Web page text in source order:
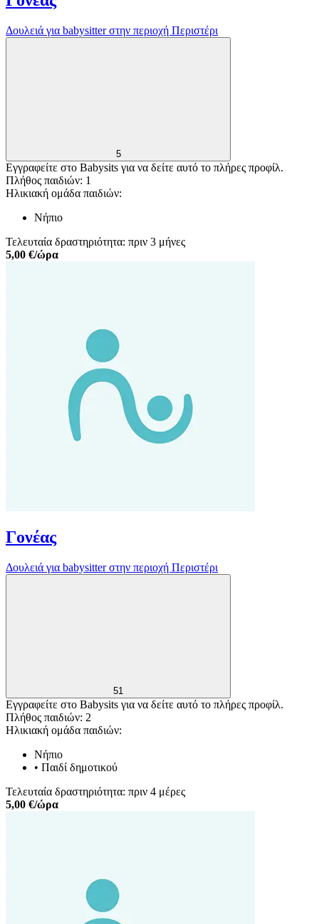
Δουλειά για babysitter στην περιοχή Περιστέρι
5
Εγγραφείτε στο Babysits για να δείτε αυτό το πλήρες προφίλ.
Πλήθος παιδιών: 1
Ηλικιακή ομάδα παιδιών:
Νήπιο
Τελευταία δραστηριότητα: πριν 3 μήνες
5,00 €/ώρα
Γονέας
Δουλειά για babysitter στην περιοχή Περιστέρι
51
Εγγραφείτε στο Babysits για να δείτε αυτό το πλήρες προφίλ.
Πλήθος παιδιών: 2
Ηλικιακή ομάδα παιδιών:
Νήπιο
• Παιδί δημοτικού
Τελευταία δραστηριότητα: πριν 4 μέρες
5,00 €/ώρα